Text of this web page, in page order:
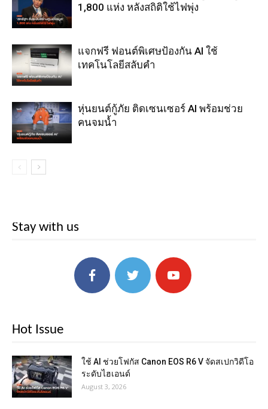
1,800 แห่ง หลังสถิติใช้ไฟพุ่ง
แจกฟรี ฟอนต์พิเศษป้องกัน AI ใช้
เทคโนโลยีสลับคำ
หุ่นยนต์กู้ภัย ติดเซนเซอร์ AI พร้อมช่วย
คนจมน้ำ
Stay with us
Hot Issue
ใช้ AI ช่วยโฟกัส Canon EOS R6 V จัดสเปกวิดีโอ
ระดับไฮเอนด์
August 3, 2026